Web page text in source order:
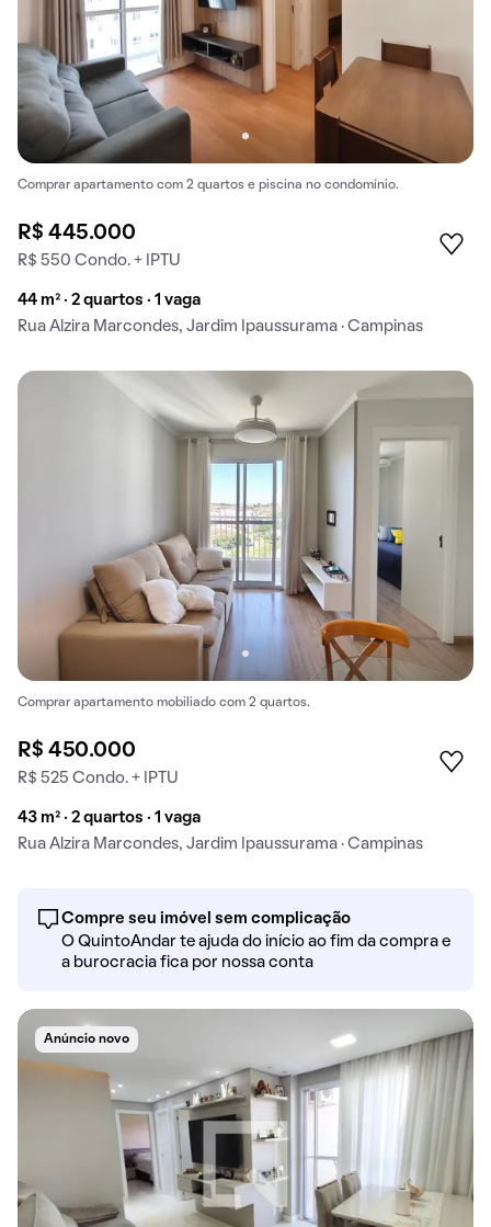
Comprar apartamento com 2 quartos e piscina no condomínio.
R$ 445.000
R$ 550 Condo. + IPTU
44 m² · 2 quartos · 1 vaga
Rua Alzira Marcondes, Jardim Ipaussurama · Campinas
Comprar apartamento mobiliado com 2 quartos.
R$ 450.000
R$ 525 Condo. + IPTU
43 m² · 2 quartos · 1 vaga
Rua Alzira Marcondes, Jardim Ipaussurama · Campinas
Compre seu imóvel sem complicação
O QuintoAndar te ajuda do início ao fim da compra e
a burocracia fica por nossa conta
Anúncio novo